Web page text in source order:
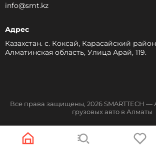
info@smt.kz
Адрес
Казахстан. с. Коксай, Карасайский
Алматинская область, Улица Арай, 119.
Все права защищены, 2026 SMARTTECH —
грузовых авто в Алматы